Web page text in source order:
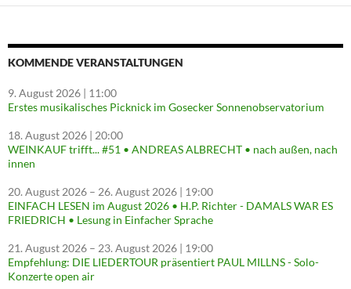
KOMMENDE VERANSTALTUNGEN
9. August 2026 | 11:00
Erstes musikalisches Picknick im Gosecker Sonnenobservatorium
18. August 2026 | 20:00
WEINKAUF trifft... #51 • ANDREAS ALBRECHT • nach außen, nach
innen
20. August 2026 – 26. August 2026 | 19:00
EINFACH LESEN im August 2026 • H.P. Richter - DAMALS WAR ES
FRIEDRICH • Lesung in Einfacher Sprache
21. August 2026 – 23. August 2026 | 19:00
Empfehlung: DIE LIEDERTOUR präsentiert PAUL MILLNS - Solo-
Konzerte open air